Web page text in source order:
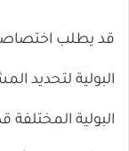
قد يطلب
البولية لتحديد
البولية